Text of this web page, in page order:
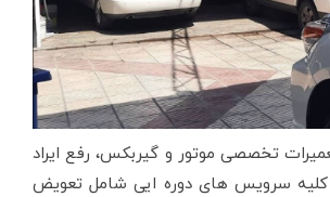
تخصصی موتور و گیربکس، رفع ایراد
کلیه سرویس های دوره ایی شامل تعویض